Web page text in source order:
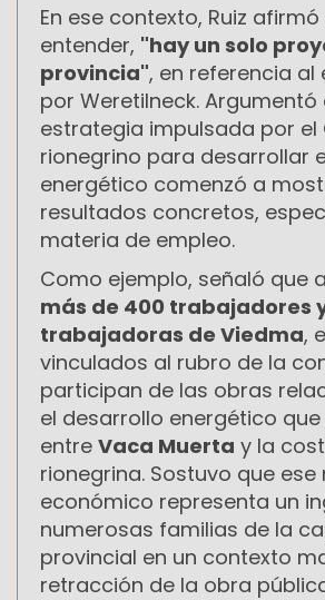
En ese contexto, Ruiz
entender, "hay un solo
provincia", en referencia al
por Weretilneck. Argumentó
estrategia impulsada por el
rionegrino para desarrollar
energético comenzó a
resultados concretos,
materia de empleo.
Como ejemplo, señaló que
más de 400 trabajadores
trabajadoras de Viedma,
vinculados al rubro de la
participan de las obras
el desarrollo energético
entre Vaca Muerta y la
rionegrina. Sostuvo que
económico representa un
numerosas familias de la
provincial en un contexto
retracción de la obra